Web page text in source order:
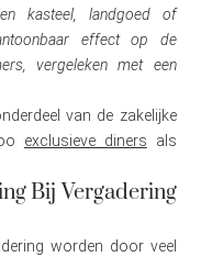
kasteel, landgoed of
effect op de
vergeleken met een
van de zakelijke
exclusieve diners als
Bij Vergadering
worden door veel